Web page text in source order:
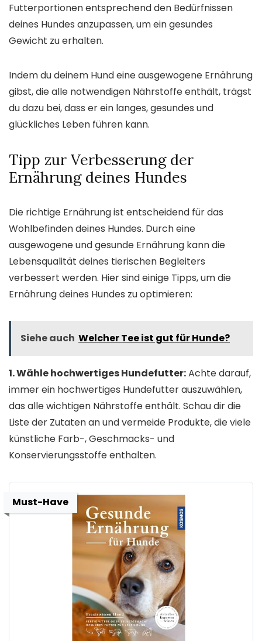
Futterportionen entsprechend den Bedürfnissen
deines Hundes anzupassen, um ein gesundes
Gewicht zu erhalten.
Indem du deinem Hund eine ausgewogene Ernährung
gibst, die alle notwendigen Nährstoffe enthält, trägst
du dazu bei, dass er ein langes, gesundes und
glückliches Leben führen kann.
Tipp zur Verbesserung der
Ernährung deines Hundes
Die richtige Ernährung ist entscheidend für das
Wohlbefinden deines Hundes. Durch eine
ausgewogene und gesunde Ernährung kann die
Lebensqualität deines tierischen Begleiters
verbessert werden. Hier sind einige Tipps, um die
Ernährung deines Hundes zu optimieren:
Siehe auch Welcher Tee ist gut für Hunde?
1. Wähle hochwertiges Hundefutter:Achte darauf,
immer ein hochwertiges Hundefutter auszuwählen,
das alle wichtigen Nährstoffe enthält. Schau dir die
Liste der Zutaten an und vermeide Produkte, die viele
künstliche Farb-, Geschmacks- und
Konservierungsstoffe enthalten.
Must-Have